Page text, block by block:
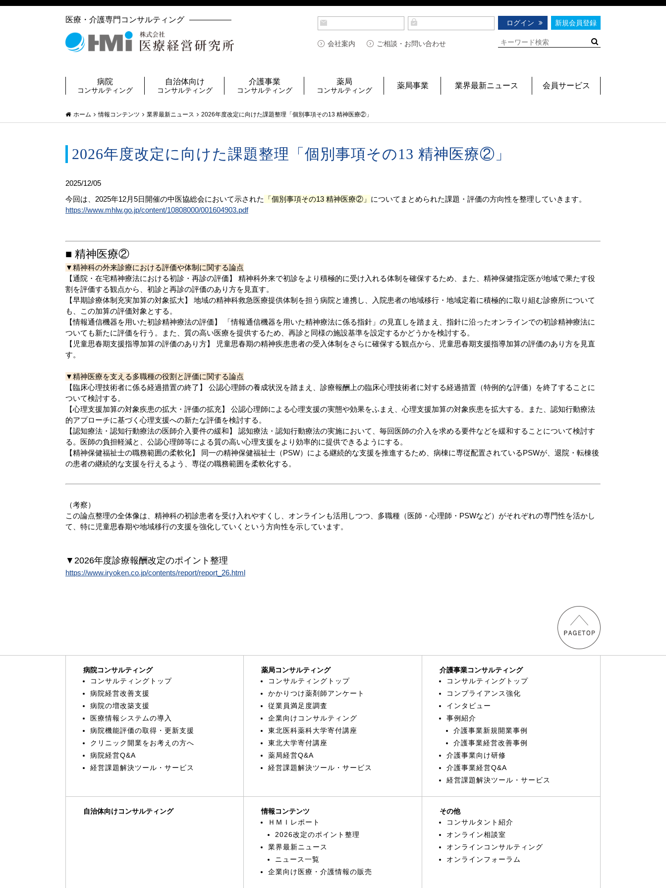
医療・介護専門コンサルティング ログイン 新規会員登録
会社案内 ご相談・お問い合わせ
病院
コンサルティング
自治体向け
コンサルティング
介護事業
コンサルティング
薬局
コンサルティング
薬局事業 業界最新ニュース 会員サービス
ホーム 情報コンテンツ 業界最新ニュース 2026年度改定に向けた課題整理「個別事項その13 精神医療②」
2026年度改定に向けた課題整理「個別事項その13 精神医療②」
2025/12/05
今回は、2025年12月5日開催の中医協総会において示された
「個別事項その13 精神医療②」 についてまとめられた課題・評価の方向性を整理していきます。
https://www.mhlw.go.jp/content/10808000/001604903.pdf
■ 精神医療②
▼精神科の外来診療における評価や体制に関する論点
【通院・在宅精神療法における初診・再診の評価】
精神科外来で初診をより積極的に受け入れる体制を確保するため、また、 精神保健指定医が地域で果たす役
割を評価する観点から、 初診と再診の評価のあり方を見直す。
【早期診療体制充実加算の対象拡大】
地域の精神科救急医療提供体制を担う病院と連携し、 入院患者の地域移行・地域定着に積極的に取り組む診療所について
も、この加算の評価対象とする。
【情報通信機器を用いた初診精神療法の評価】
「情報通信機器を用いた精神療法に係る指針」の見直しを踏まえ、指針に沿ったオンラインでの初診精神療法に
ついても新たに評価を行う。また、質の高い医療を提供するため、 再診と同様の施設基準を設定するかどうかを検討する。
【児童思春期支援指導加算の評価のあり方】
児童思春期の精神疾患患者の受入体制 をさらに確保する観点から、 児童思春期支援指導加算の評価のあり方を見直
す。
▼精神医療を支える多職種の役割と評価に関する論点
【臨床心理技術者に係る経過措置の終了】
公認心理師の養成状況を踏まえ、診療報酬上の臨床心理技術者に対する経過措置（特例的な評価）を終了することに
ついて検討する。
【心理支援加算の対象疾患の拡大・評価の拡充】
公認心理師による心理支援の実態や効果をふまえ、 心理支援加算の対象疾患を拡大する。また、 認知行動療法
的アプローチに基づく心理支援への新たな評価を検討する。
【認知療法・認知行動療法の医師介入要件の緩和】
認知療法・認知行動療法の実施において、 毎回医師の介入を求める要件などを緩和することについて検討す
る。医師の負担軽減と、公認心理師等による質の高い心理支援をより効率的に提供できるようにする。
【精神保健福祉士の職務範囲の柔軟化】
同一の精神保健福祉士（PSW）による継続的な支援を推進するため、 病棟に専従配置されているPSWが、 退院・転棟後
の患者の継続的な支援を行えるよう、専従の職務範囲を柔軟化する。
（考察）
この論点整理の全体像は、 精神科の初診患者を受け入れやすくし、オンラインも活用しつつ、多職種（医師・心理師・PSWなど）がそれぞれの専門性を活かし
て、特に児童思春期や地域移行の支援を強化していく という方向性を示しています。
▼2026年度診療報酬改定のポイント整理
https://www.iryoken.co.jp/contents/report/report_26.html
病院コンサルティング
コンサルティングトップ
病院経営改善支援
病院の増改築支援
医療情報システムの導入
病院機能評価の取得・更新支援
クリニック開業をお考えの方へ
病院経営Q&A
経営課題解決ツール・サービス
薬局コンサルティング
コンサルティングトップ
かかりつけ薬剤師アンケート
従業員満足度調査
企業向けコンサルティング
東北医科薬科大学寄付講座
東北大学寄付講座
薬局経営Q&A
経営課題解決ツール・サービス
介護事業コンサルティング
コンサルティングトップ
コンプライアンス強化
インタビュー
事例紹介
介護事業新規開業事例
介護事業経営改善事例
介護事業向け研修
介護事業経営Q&A
経営課題解決ツール・サービス
自治体向けコンサルティング
情報コンテンツ
ＨＭＩレポート
2026改定のポイント整理
業界最新ニュース
ニュース一覧
企業向け医療・介護情報の販売
その他
コンサルタント紹介
オンライン相談室
オンラインコンサルティング
オンラインフォーラム